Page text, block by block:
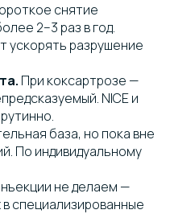
снятие
2–3 раз в год.
ускорять разрушение
При коксартрозе —
NICE и
база, но пока вне
По индивидуальному
не делаем —
специализированные